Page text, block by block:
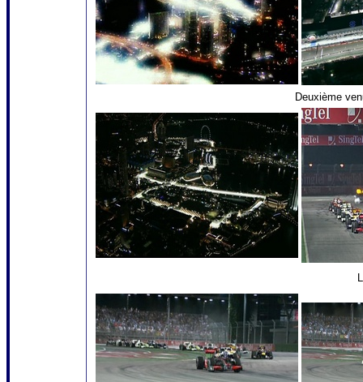
Deuxième